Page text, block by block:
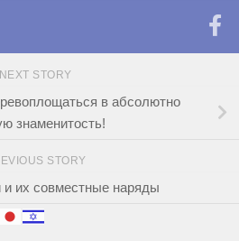
NEXT STORY
в абсолютно
знаменитость!
STORY
и их совместные наряды